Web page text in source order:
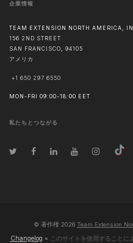
企業情報
TEAM EXTENSION NORTH AMERICA,
156 2ND STREET
SAN FRANCISCO
94105
アメリカ
+1 650 297 6550
MON-FRI 09:00-18:00 EET
私たちとつながる
© 著作権 2026 Team Extension
Changelog ● このサイトを使用することに